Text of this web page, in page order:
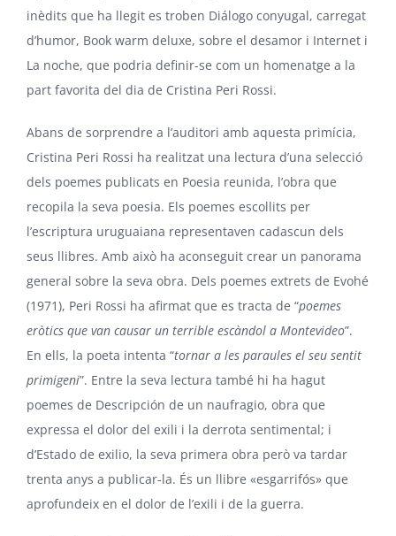
inèdits que ha llegit es troben Diálogo conyugal, carregat
d’humor, Book warm deluxe, sobre el desamor i Internet i
La noche, que podria definir-se com un homenatge a la
part favorita del dia de Cristina Peri Rossi.
Abans de sorprendre a l’auditori amb aquesta primícia,
Cristina Peri Rossi ha realitzat una lectura d’una selecció
dels poemes publicats en Poesia reunida, l’obra que
recopila la seva poesia. Els poemes escollits per
l’escriptura uruguaiana representaven cadascun dels
seus llibres. Amb això ha aconseguit crear un panorama
general sobre la seva obra. Dels poemes extrets de Evohé
(1971), Peri Rossi ha afirmat que es tracta de “poemes
eròtics que van causar un terrible escàndol a Montevideo”.
En ells, la poeta intenta “tornar a les paraules el seu sentit
primigeni”. Entre la seva lectura també hi ha hagut
poemes de Descripción de un naufragio, obra que
expressa el dolor del exili i la derrota sentimental; i
d’Estado de exilio, la seva primera obra però va tardar
trenta anys a publicar-la. És un llibre «esgarrifós» que
aprofundeix en el dolor de l’exili i de la guerra.